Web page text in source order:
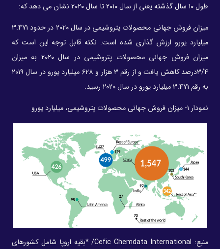
طول ۱۰ سال گذشته یعنی از سال ۲۰۱۰ تا سال ۲۰۲۰ نشان می دهد که:
میزان فروش جهانی محصولات پتروشیمی در سال ۲۰۲۰ در حدود 3.471
میلیارد یورو ارزش گذاری شده است. نکته قابل توجه این است که
میزان فروش جهانی محصولات پتروشیمی در سال ۲۰۲۰ به میزان
3/4درصد کاهش یافت و از رقم ۳ هزار و ۶۲۸ میلیارد یورو در سال ۲۰۱۹
به رقم 3.471 میلیارد یورو در سال ۲۰۲۰ رسید.
نمودار ۱- میزان فروش جهانی محصولات پتروشیمی، میلیارد یورو
منبع: Cefic Chemdata International/ *بقیه اروپا شامل کشورهای